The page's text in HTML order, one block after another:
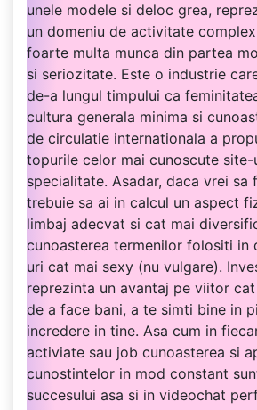
unele modele si deloc grea,
un domeniu de activitate
foarte multa munca din partea
si seriozitate. Este o industrie
de-a lungul timpului ca
cultura generala minima si
de circulatie internationala a
topurile celor mai cunoscute site-
specialitate. Asadar, daca vrei sa
trebuie sa ai in calcul un aspect
limbaj adecvat si cat mai
cunoasterea termenilor folositi in
uri cat mai sexy (nu vulgare).
reprezinta un avantaj pe viitor
de a face bani, a te simti bine in
incredere in tine. Asa cum in
activiate sau job cunoasterea si
cunostintelor in mod constant
succesului asa si in videochat